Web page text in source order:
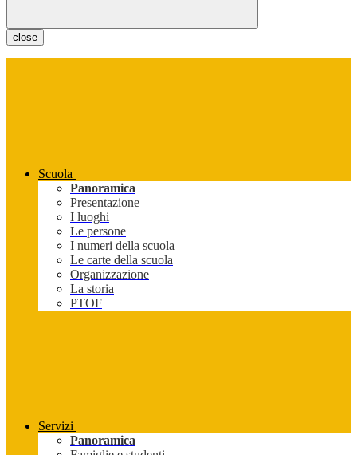
close
Scuola
Panoramica
Presentazione
I luoghi
Le persone
I numeri della scuola
Le carte della scuola
Organizzazione
La storia
PTOF
Servizi
Panoramica